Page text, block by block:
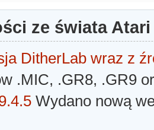
ze świata Atari
DitherLab wraz z
.MIC, .GR8, .GR9
Wydano nową